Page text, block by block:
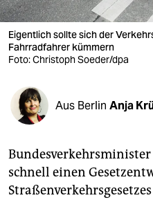
verlag
verlag
shop
fragen & hilfe
unterstützen
abo
Eigentlich sollte sich der
Fahrradfahrer kümmern
Foto: Christoph Soeder/dpa
Aus Berlin Anja
Bundesverkehrsminister
schnell einen